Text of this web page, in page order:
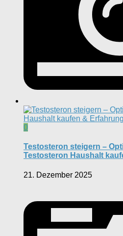
0
Testosteron steigern –
Testosteron Haushalt
21. Dezember 2025